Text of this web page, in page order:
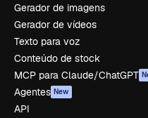
Gerador de imagens
Gerador de vídeos
Texto para voz
Conteúdo de stock
MCP para Claude/ChatGPT
Agentes New
API